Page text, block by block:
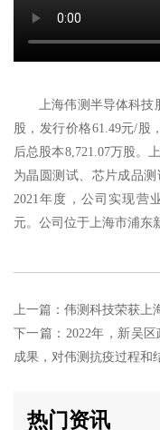
上海伟测半导体科技
股，发行价格61.49元/股
后总股本8,721.07万股。
为晶圆测试、芯片成品
2021年度，公司实现营
元。公司位于上海市浦东
上一篇：伟测科技荣获上
下一篇：2022年，新吴
成果，对伟测抗疫过程和
热门资讯